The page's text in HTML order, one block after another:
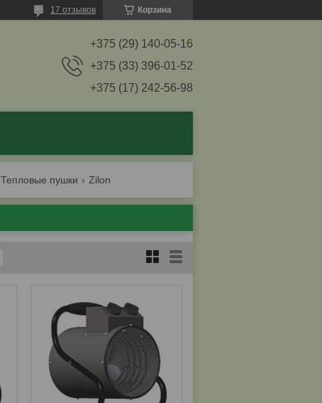
Корзина
17 отзывов
+375 (29) 140-05-16
+375 (33) 396-01-52
+375 (17) 242-56-98
Тепловые пушки Zilon